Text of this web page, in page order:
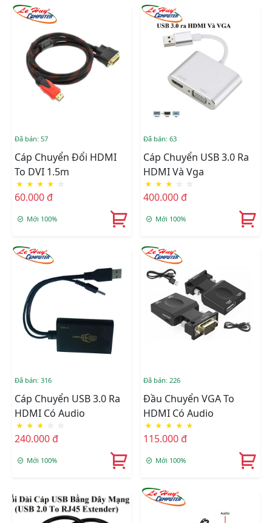
Đã bán: 57
Cáp Chuyển Đổi HDMI
To DVI 1.5m
★ ★ ★ ★ ☆
60.000 đ
Mới 100%
Đã bán: 63
Cáp Chuyển USB 3.0 Ra
HDMI Và Vga
★ ★ ★ ☆ ☆
400.000 đ
Mới 100%
Đã bán: 316
Cáp Chuyển USB 3.0 Ra
HDMI Có Audio
★ ★ ★ ☆ ☆
240.000 đ
Mới 100%
Đã bán: 226
Đầu Chuyển VGA To
HDMI Có Audio
★ ★ ★ ★ ★
115.000 đ
Mới 100%